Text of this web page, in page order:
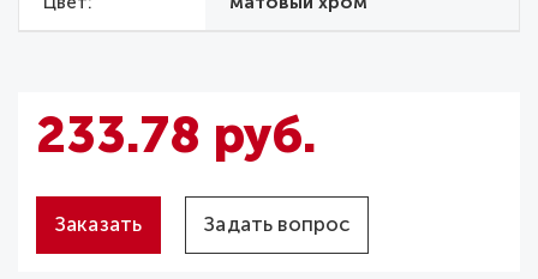
233.78 руб.
Заказать Задать вопрос